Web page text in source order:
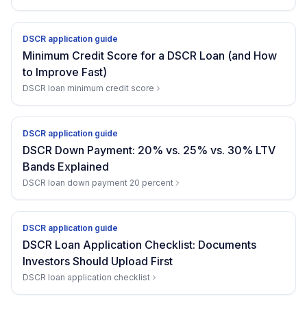
DSCR application guide
Minimum Credit Score for a DSCR Loan (and How
to Improve Fast)
DSCR loan minimum credit score
DSCR application guide
DSCR Down Payment: 20% vs. 25% vs. 30% LTV
Bands Explained
DSCR loan down payment 20 percent
DSCR application guide
DSCR Loan Application Checklist: Documents
Investors Should Upload First
DSCR loan application checklist